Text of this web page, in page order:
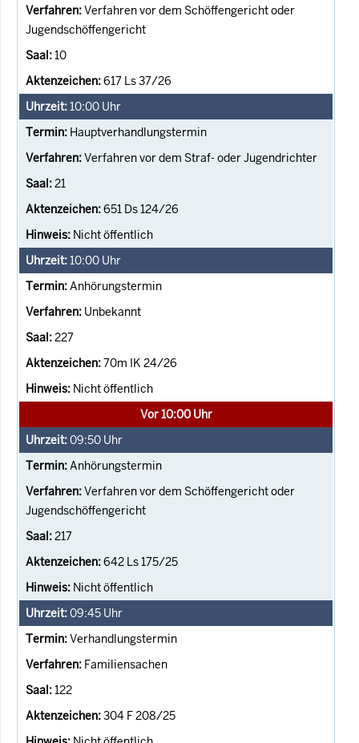
Verfahren vor dem Schöffengericht oder
Jugendschöffengericht
10
617 Ls 37/26
10:00 Uhr
Hauptverhandlungstermin
Verfahren vor dem Straf- oder Jugendrichter
21
651 Ds 124/26
Nicht öffentlich
10:00 Uhr
Anhörungstermin
Unbekannt
227
70m IK 24/26
Nicht öffentlich
Vor 10:00 Uhr
09:50 Uhr
Anhörungstermin
Verfahren vor dem Schöffengericht oder
Jugendschöffengericht
217
642 Ls 175/25
Nicht öffentlich
09:45 Uhr
Verhandlungstermin
Familiensachen
122
304 F 208/25